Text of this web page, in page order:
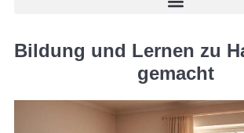
Bildung und Lernen zu
gemacht